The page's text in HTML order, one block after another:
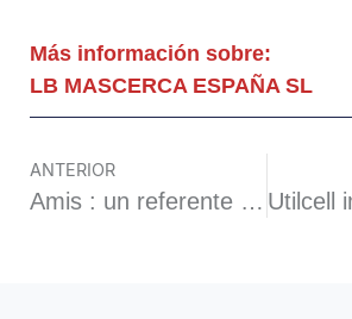
Más información sobre:
LB MASCERCA ESPAÑA SL
ANTERIOR
Amis : un referente en tecnología de trituración y reciclaje en Europa